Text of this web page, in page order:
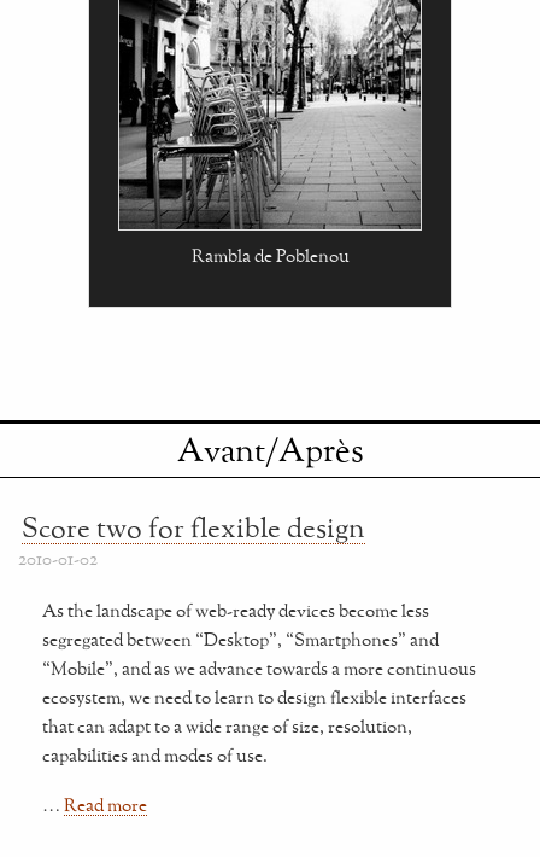
Rambla de Poblenou
Avant/Après
Score two for flexible design
2010-01-02
As the landscape of web-ready devices become less
segregated between “Desktop”, “Smartphones” and
“Mobile”, and as we advance towards a more continuous
ecosystem, we need to learn to design flexible interfaces
that can adapt to a wide range of size, resolution,
capabilities and modes of use.
… Read more